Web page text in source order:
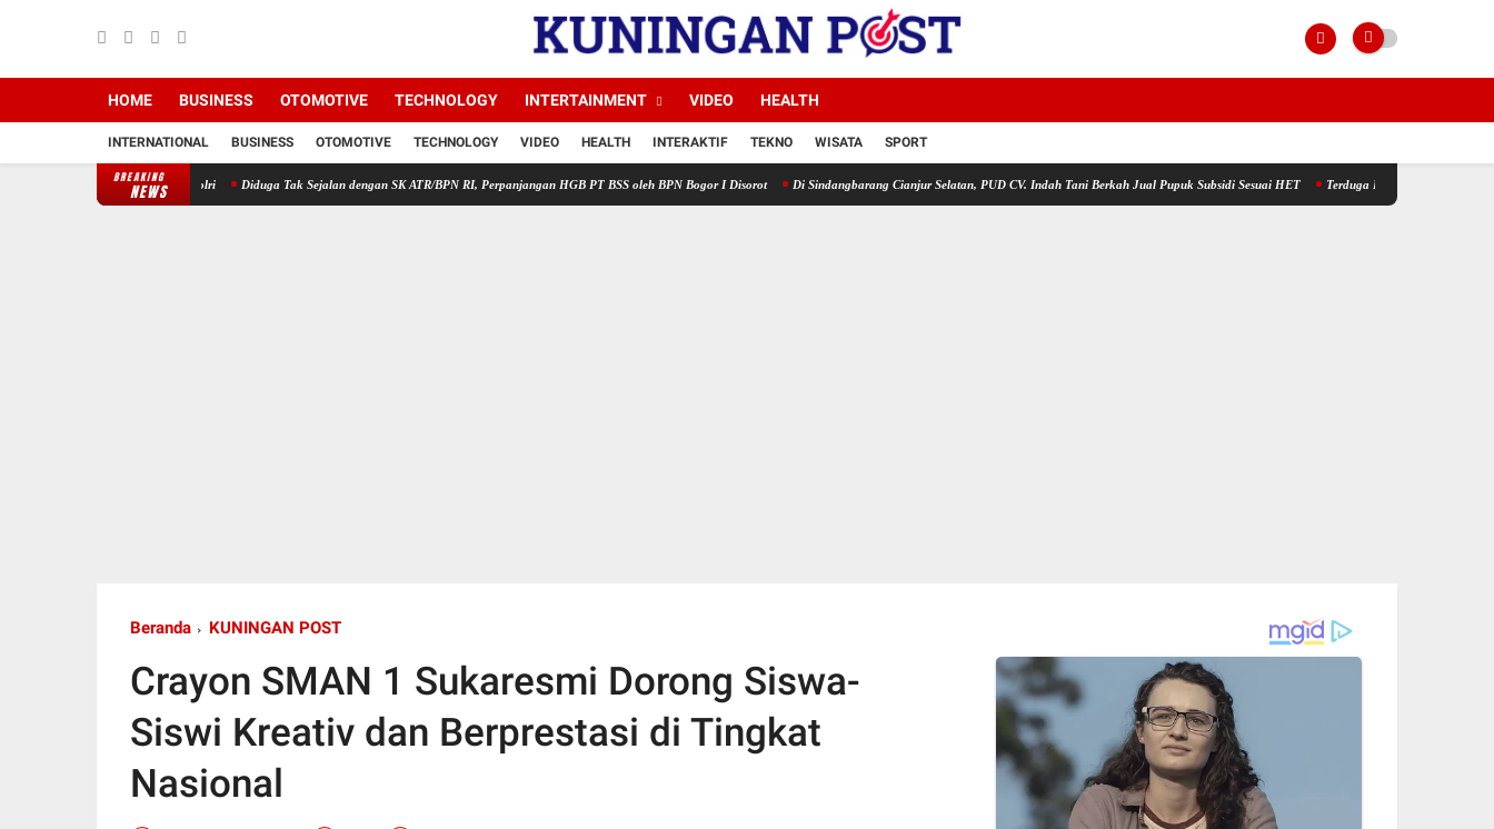
HOME BUSINESS OTOMOTIVE TECHNOLOGY INTERTAINMENT VIDEO HEALTH
INTERNATIONAL BUSINESS OTOMOTIVE TECHNOLOGY VIDEO HEALTH INTERAKTIF TEKNO WISATA SPORT
BREAKING
NEWS
Bursa Calon Kapolri Diduga Tak Sejalan dengan SK ATR/BPN RI, Perpanjangan HGB PT BSS oleh BPN Bogor I Disorot Di Sindangbarang Cianjur Selatan, PUD CV. Indah Tani Berkah Jual Pupuk Subsidi Sesuai HET Terduga Penyerobotan, Perusakan dan
Beranda KUNINGAN POST
Crayon SMAN 1 Sukaresmi Dorong Siswa-
Siswi Kreativ dan Berprestasi di Tingkat
Nasional